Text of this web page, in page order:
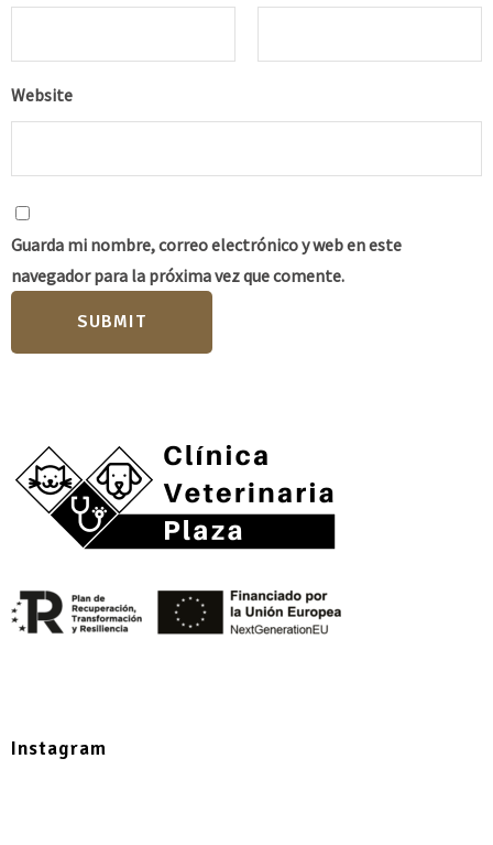
Website
Guarda mi nombre, correo electrónico y web en este
navegador para la próxima vez que comente.
SUBMIT
Instagram